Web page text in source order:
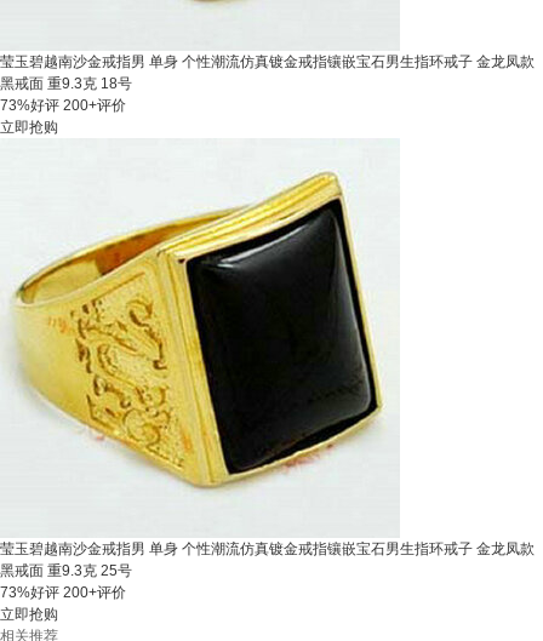
莹玉碧越南沙金戒指男 单身 个性潮流仿真镀金戒指镶嵌宝石男生指环戒子 金龙凤款
黑戒面 重9.3克 18号
73%好评 200+评价
立即抢购
莹玉碧越南沙金戒指男 单身 个性潮流仿真镀金戒指镶嵌宝石男生指环戒子 金龙凤款
黑戒面 重9.3克 25号
73%好评 200+评价
立即抢购
相关推荐